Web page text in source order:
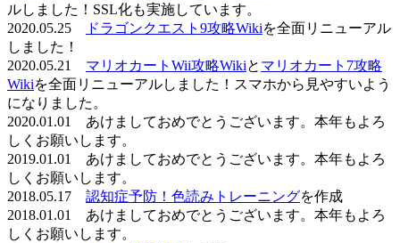
ルしました！SSL化も実施しています。
2020.05.25
ドラゴンクエスト9攻略Wikiを全面リニューアル
しました！
2020.05.21 マリオカートWii攻略Wikiと マリオカート7攻略
Wikiを全面リニューアルしました！スマホから見やすいよう
になりました。
2020.01.01 あけましておめでとうございます。本年もよろ
しくお願いします。
2019.01.01 あけましておめでとうございます。本年もよろ
しくお願いします。
2018.05.17 認知症予防！色読みトレーニングを作成
2018.01.01 あけましておめでとうございます。本年もよろ
しくお願いします。